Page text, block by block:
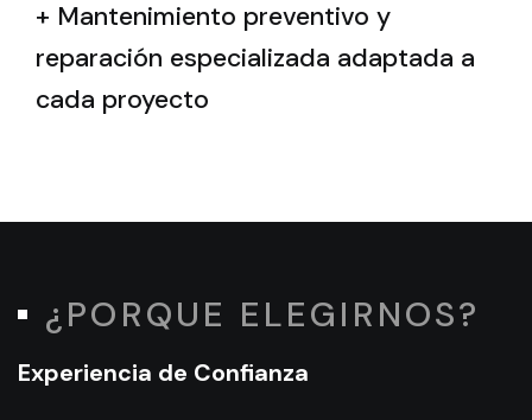
+ Mantenimiento preventivo y
reparación especializada adaptada a
cada proyecto
¿PORQUE ELEGIRNOS?
Experiencia de Confianza